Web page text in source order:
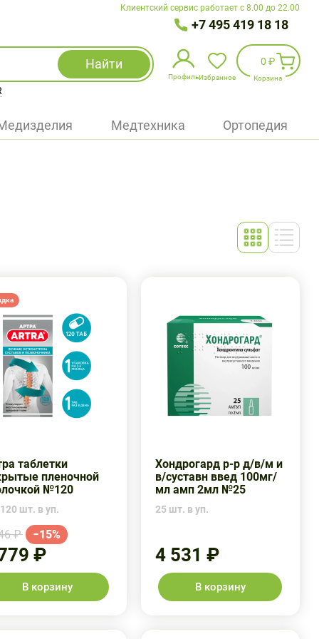
Клиентский сервис работает с 8.00 до 22.00
+7 495 419 18 18
Найти
Профиль
Избранное
Войти
Избранное
0 ₽
Корзина
Медтехника Ортопедия
таблетки
пленочной
№120
120 шт. в уп.
₽ −15%
₽
В корзину
Хондрогард р-р д/в/м и
в/суставн введ 100мг/
мл амп 2мл №25
25 шт. в уп.
4 531 ₽
В корзину